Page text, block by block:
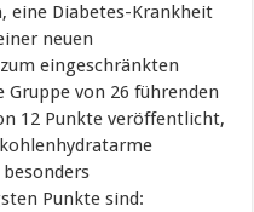
eine Diabetes-Krankheit
neuen
eingeschränkten
von 26 führenden
12 Punkte veröffentlicht,
Punkte sind: